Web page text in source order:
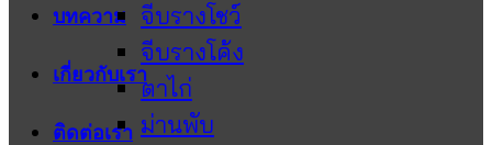
บทความ
เกี่ยวกับเรา
ติดต่อเรา
จีบรางโชว์
จีบรางโค้ง
ตาไก่
ม่านพับ